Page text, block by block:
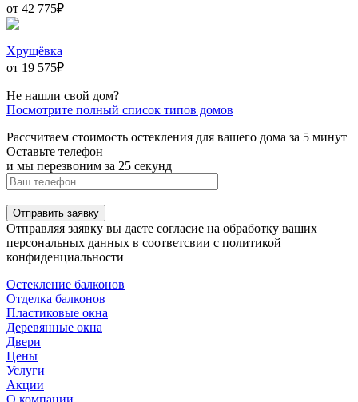
от 42 775₽
Хрущёвка
от 19 575₽
Не нашли свой дом?
Посмотрите полный список типов домов
Рассчитаем стоимость остекления для вашего дома за 5 минут
Оставьте телефон
и мы перезвоним за 25 секунд
Отправить заявку
Отправляя заявку вы даете согласие на обработку ваших
персональных данных в соответсвии с политикой
конфиденциальности
Остекление балконов
Отделка балконов
Пластиковые окна
Деревянные окна
Двери
Цены
Услуги
Акции